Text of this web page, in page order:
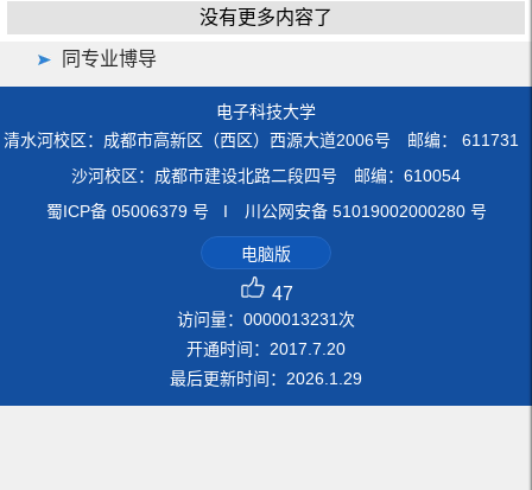
没有更多内容了
同专业博导
电子科技大学
清水河校区：成都市高新区（西区）西源大道2006号 邮编： 611731
沙河校区：成都市建设北路二段四号 邮编：610054
蜀ICP备 05006379 号 I 川公网安备 51019002000280 号
电脑版
47
访问量： 0000013231 次
开通时间： 2017 7 20
最后更新时间： 2026 1 29